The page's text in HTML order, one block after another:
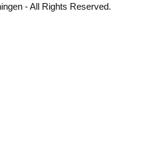
- All Rights Reserved.